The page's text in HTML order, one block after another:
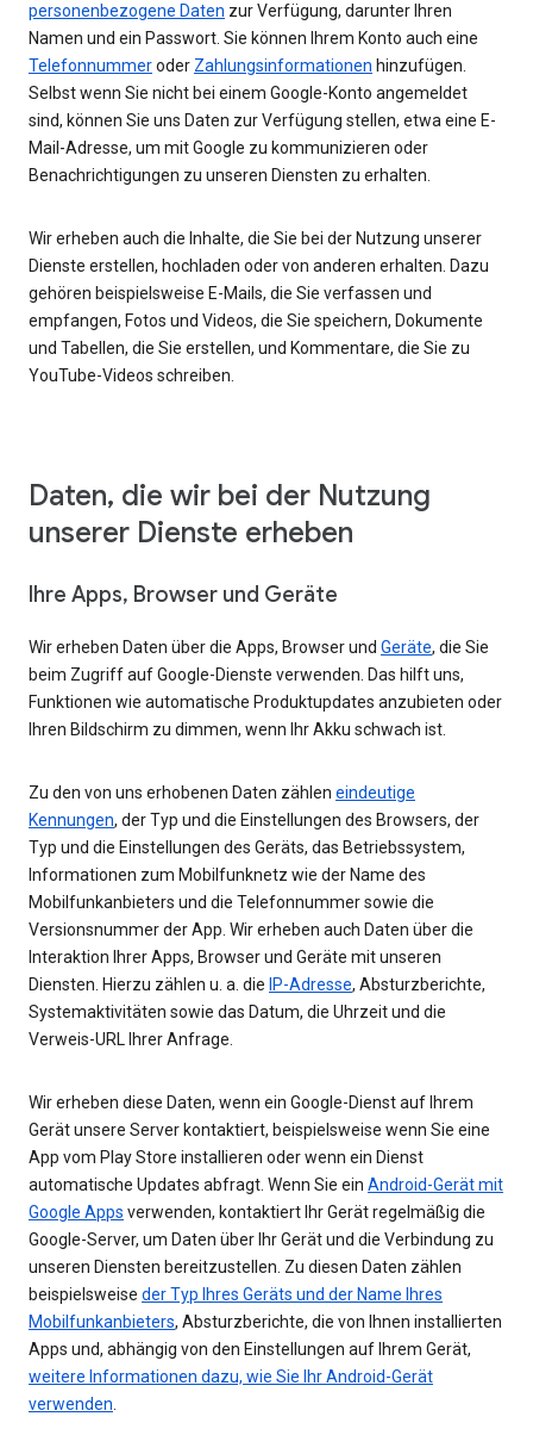
personenbezogene Daten zur Verfügung, darunter Ihren
Namen und ein Passwort. Sie können Ihrem Konto auch eine
Telefonnummeroder Zahlungsinformationen hinzufügen.
Selbst wenn Sie nicht bei einem Google-Konto angemeldet
sind, können Sie uns Daten zur Verfügung stellen, etwa eine E-
Mail-Adresse, um mit Google zu kommunizieren oder
Benachrichtigungen zu unseren Diensten zu erhalten.
Wir erheben auch die Inhalte, die Sie bei der Nutzung unserer
Dienste erstellen, hochladen oder von anderen erhalten. Dazu
gehören beispielsweise E-Mails, die Sie verfassen und
empfangen, Fotos und Videos, die Sie speichern, Dokumente
und Tabellen, die Sie erstellen, und Kommentare, die Sie zu
YouTube-Videos schreiben.
Daten, die wir bei der Nutzung
unserer Dienste erheben
Ihre Apps, Browser und Geräte
Wir erheben Daten über die Apps, Browser und Geräte, die Sie
beim Zugriff auf Google-Dienste verwenden. Das hilft uns,
Funktionen wie automatische Produktupdates anzubieten oder
Ihren Bildschirm zu dimmen, wenn Ihr Akku schwach ist.
Zu den von uns erhobenen Daten zählen eindeutige
Kennungen, der Typ und die Einstellungen des Browsers, der
Typ und die Einstellungen des Geräts, das Betriebssystem,
Informationen zum Mobilfunknetz wie der Name des
Mobilfunkanbieters und die Telefonnummer sowie die
Versionsnummer der App. Wir erheben auch Daten über die
Interaktion Ihrer Apps, Browser und Geräte mit unseren
Diensten. Hierzu zählen u. a. die IP-Adresse, Absturzberichte,
Systemaktivitäten sowie das Datum, die Uhrzeit und die
Verweis-URL Ihrer Anfrage.
Wir erheben diese Daten, wenn ein Google-Dienst auf Ihrem
Gerät unsere Server kontaktiert, beispielsweise wenn Sie eine
App vom Play Store installieren oder wenn ein Dienst
automatische Updates abfragt. Wenn Sie ein Android-Gerät mit
Google Apps verwenden, kontaktiert Ihr Gerät regelmäßig die
Google-Server, um Daten über Ihr Gerät und die Verbindung zu
unseren Diensten bereitzustellen. Zu diesen Daten zählen
beispielsweise der Typ Ihres Geräts und der Name Ihres
Mobilfunkanbieters, Absturzberichte, die von Ihnen installierten
Apps und, abhängig von den Einstellungen auf Ihrem Gerät,
weitere Informationen dazu, wie Sie Ihr Android-Gerät
verwenden.